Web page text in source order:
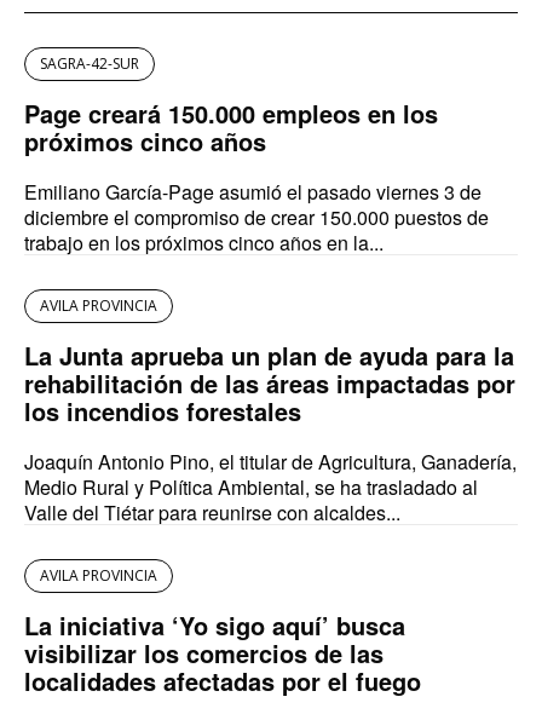
SAGRA-42-SUR
Page creará 150.000 empleos en los
próximos cinco años
Emiliano García-Page asumió el pasado viernes 3 de
diciembre el compromiso de crear 150.000 puestos de
trabajo en los próximos cinco años en la...
AVILA PROVINCIA
La Junta aprueba un plan de ayuda para la
rehabilitación de las áreas impactadas por
los incendios forestales
Joaquín Antonio Pino, el titular de Agricultura, Ganadería,
Medio Rural y Política Ambiental, se ha trasladado al
Valle del Tiétar para reunirse con alcaldes...
AVILA PROVINCIA
La iniciativa ‘Yo sigo aquí’ busca
visibilizar los comercios de las
localidades afectadas por el fuego